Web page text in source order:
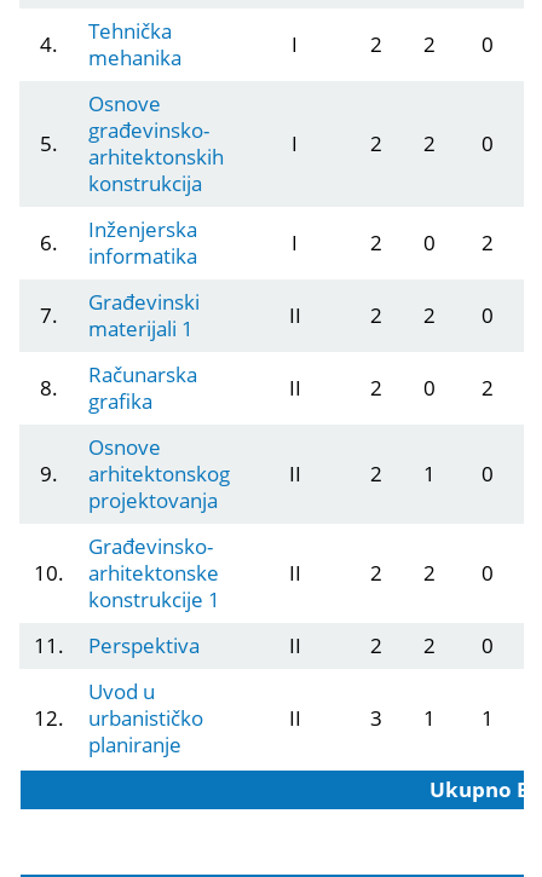
4.
Tehnička
mehanika
I 2 2 0
5.
Osnove
građevinsko-
arhitektonskih
konstrukcija
I 2 2 0
6.
Inženjerska
informatika
I 2 0 2
7.
Građevinski
materijali 1
II 2 2 0
8.
Računarska
grafika
II 2 0 2
9.
Osnove
arhitektonskog
projektovanja
II 2 1 0
10.
Građevinsko-
arhitektonske
konstrukcije 1
II 2 2 0
11. Perspektiva II 2 2 0
12.
Uvod u
urbanističko
planiranje
II 3 1 1
Ukupno